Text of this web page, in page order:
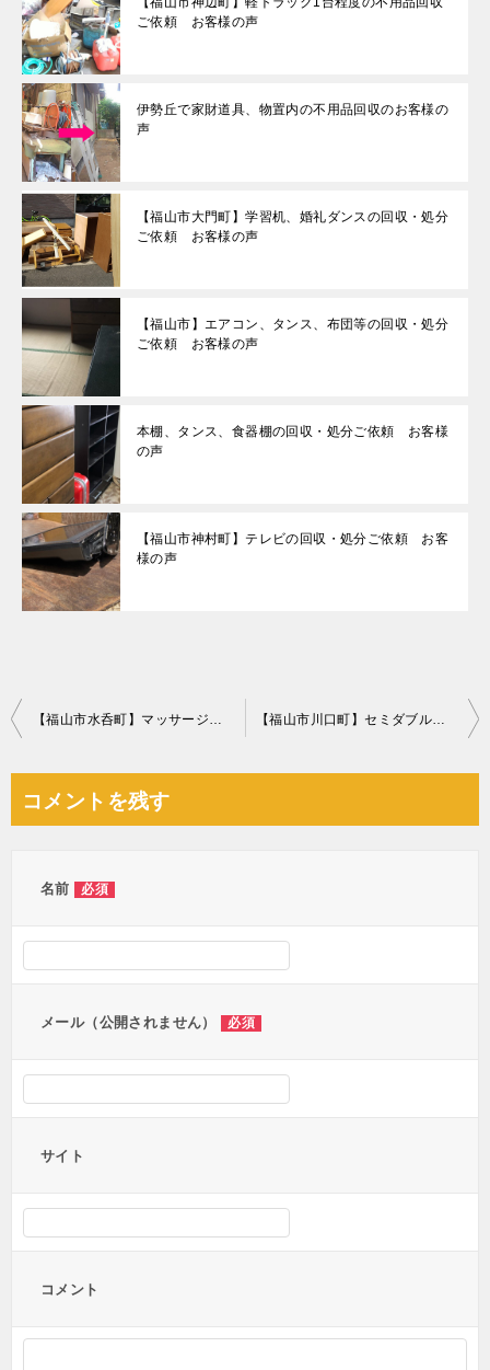
ご依頼 お客様の声
伊勢丘で家財道具、物置内の不用品回収のお客様の
声
【福山市大門町】学習机、婚礼ダンスの回収・処分
ご依頼 お客様の声
【福山市】エアコン、タンス、布団等の回収・処分
ご依頼 お客様の声
本棚、タンス、食器棚の回収・処分ご依頼 お客様
の声
【福山市神村町】テレビの回収・処分ご依頼 お客
様の声
投
ビ
【福山市水呑町】マッサージチェアの回収・処分ご依頼 お客様の声 【福山市川口町】セミダブルベッド、掃除機等の回収・処分ご依頼
コメントを残す
名前 必須
メール（公開されません） 必須
サイト
コメント